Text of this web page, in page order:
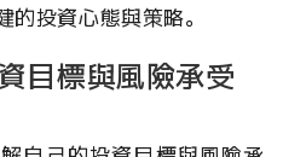
投資心態與策略。
目標與風險承受